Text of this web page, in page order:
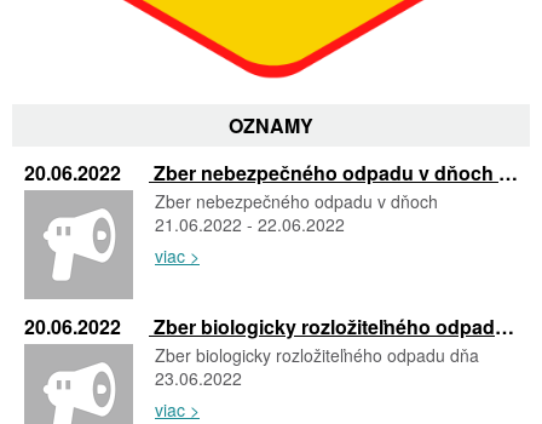
OZNAMY
20.06.2022
Zber nebezpečného odpadu v dňoch 21.06.2022 - 22.06.2022
Zber nebezpečného odpadu v dňoch
21.06.2022 - 22.06.2022
viac >
20.06.2022 Zber biologicky rozložiteľného odpadu dňa 23.06.2022
Zber biologicky rozložiteľného odpadu dňa
23.06.2022
viac >